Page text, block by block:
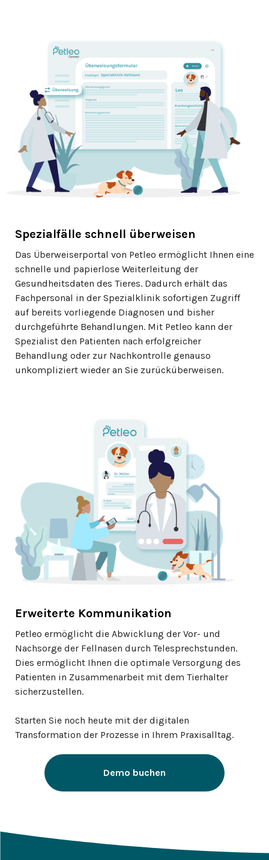
Spezialfälle schnell überweisen
Das Überweiserportal von Petleo ermöglicht Ihnen eine
schnelle und papierlose Weiterleitung der
Gesundheitsdaten des Tieres. Dadurch erhält das
Fachpersonal in der Spezialklinik sofortigen Zugriff
auf bereits vorliegende Diagnosen und bisher
durchgeführte Behandlungen. Mit Petleo kann der
Spezialist den Patienten nach erfolgreicher
Behandlung oder zur Nachkontrolle genauso
unkompliziert wieder an Sie zurücküberweisen.
Erweiterte Kommunikation
Petleo ermöglicht die Abwicklung der Vor- und
Nachsorge der Fellnasen durch Telesprechstunden.
Dies ermöglicht Ihnen die optimale Versorgung des
Patienten in Zusammenarbeit mit dem Tierhalter
sicherzustellen.
Starten Sie noch heute mit der digitalen
Transformation der Prozesse in Ihrem Praxisalltag.
Demo buchen